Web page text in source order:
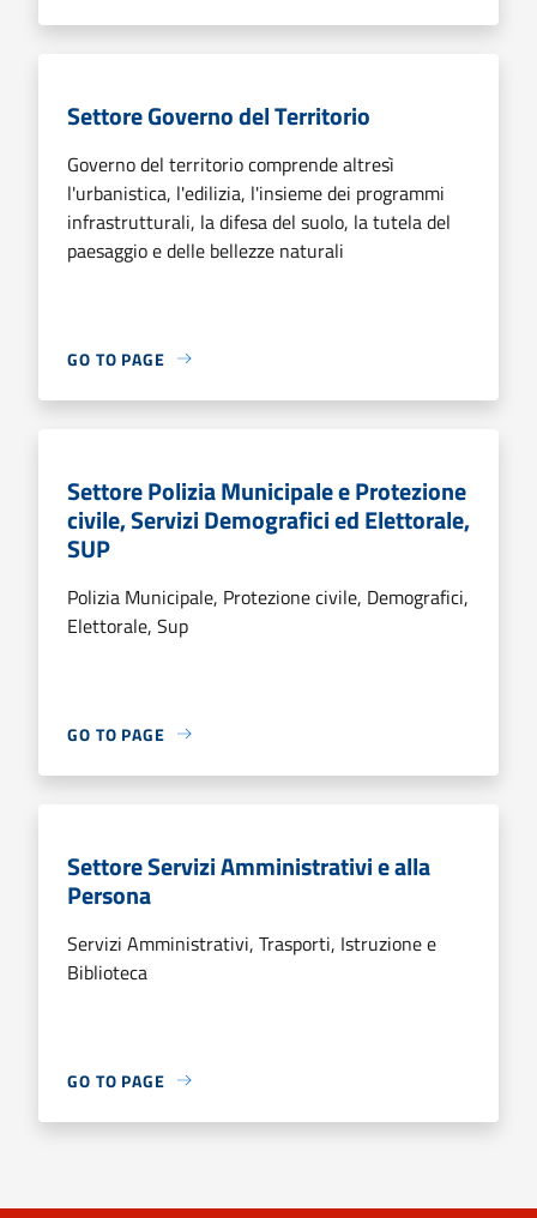
Settore Governo del Territorio
Governo del territorio comprende altresì
l'urbanistica, l'edilizia, l'insieme dei programmi
infrastrutturali, la difesa del suolo, la tutela del
paesaggio e delle bellezze naturali
GO TO PAGE
Settore Polizia Municipale e Protezione
civile, Servizi Demografici ed Elettorale,
SUP
Polizia Municipale, Protezione civile, Demografici,
Elettorale, Sup
GO TO PAGE
Settore Servizi Amministrativi e alla
Persona
Servizi Amministrativi, Trasporti, Istruzione e
Biblioteca
GO TO PAGE